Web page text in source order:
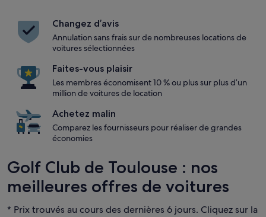
Changez d’avis
Annulation sans frais sur de nombreuses locations de
voitures sélectionnées
Faites-vous plaisir
Les membres économisent 10 % ou plus sur plus d’un
million de voitures de location
Achetez malin
Comparez les fournisseurs pour réaliser de grandes
économies
Golf Club de Toulouse : nos
meilleures offres de voitures
* Prix trouvés au cours des dernières 6 jours. Cliquez sur la